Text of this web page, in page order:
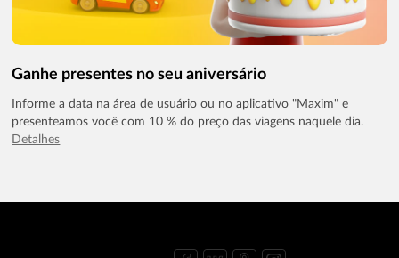
Ganhe presentes no seu aniversário
Informe a data na área de usuário ou no aplicativo "Maxim" e
presenteamos você com 10 % do preço das viagens naquele dia.
Detalhes